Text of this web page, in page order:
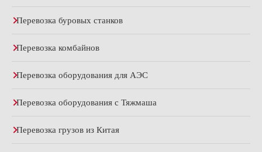
Перевозка буровых станков
Перевозка комбайнов
Перевозка оборудования для АЭС
Перевозка оборудования с Тяжмаша
Перевозка грузов из Китая